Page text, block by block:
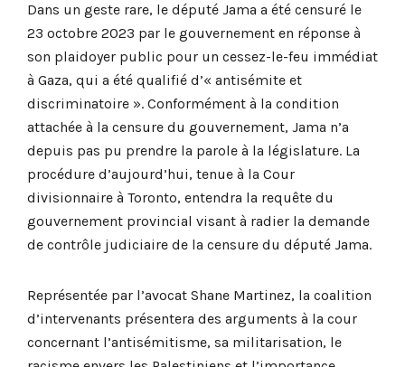
Dans un geste rare, le député Jama a été censuré le
23 octobre 2023 par le gouvernement en réponse à
son plaidoyer public pour un cessez-le-feu immédiat
à Gaza, qui a été qualifié d’« antisémite et
discriminatoire ». Conformément à la condition
attachée à la censure du gouvernement, Jama n’a
depuis pas pu prendre la parole à la législature. La
procédure d’aujourd’hui, tenue à la Cour
divisionnaire à Toronto, entendra la requête du
gouvernement provincial visant à radier la demande
de contrôle judiciaire de la censure du député Jama.
Représentée par l’avocat Shane Martinez, la coalition
d’intervenants présentera des arguments à la cour
concernant l’antisémitisme, sa militarisation, le